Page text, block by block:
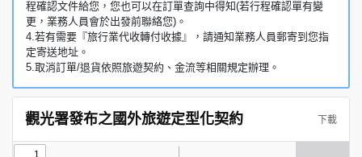
程確認文件給您，您也可以在訂單查詢中得知(若行程確認單有變
更，業務人員會於出發前聯絡您)。
4.若有需要『旅行業代收轉付收據』，請通知業務人員郵寄到您指
定寄送地址。
5.取消訂單/退貨依照旅遊契約、金流等相關規定辦理。
觀光署發布之國外旅遊定型化契約 下載